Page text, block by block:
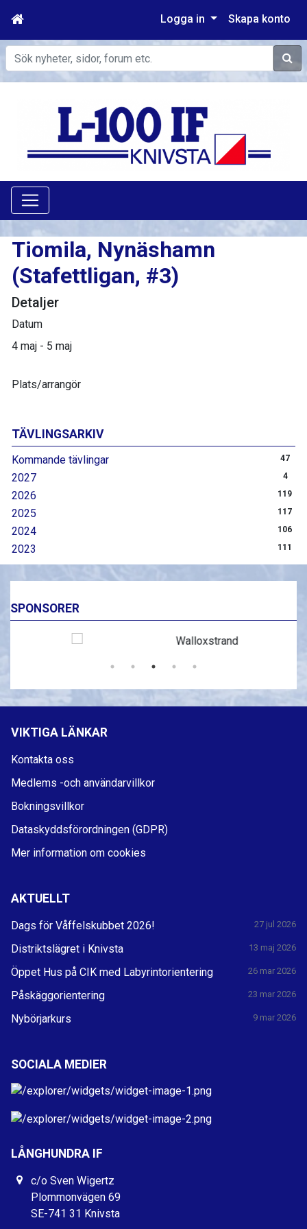
Logga in Skapa konto
Sök
TÄVLINGSARKIV
Kommande tävlingar 47
2027 4
2026 119
2025 117
2024 106
2023 111
Tiomila, Nynäshamn
(Stafettligan, #3)
Detaljer
Datum
4 maj - 5 maj
Plats/arrangör
SPONSORER
VIKTIGA LÄNKAR
Kontakta oss
Medlems -och användarvillkor
Bokningsvillkor
Dataskyddsförordningen (GDPR)
Mer information om cookies
AKTUELLT
Dags för Våffelskubbet 2026! 27 jul 2026
Distriktslägret i Knivsta 13 maj 2026
Öppet Hus på CIK med Labyrintorientering 26 mar 2026
Påskäggorientering 23 mar 2026
Nybörjarkurs 9 mar 2026
SOCIALA MEDIER
LÅNGHUNDRA IF
c/o Sven Wigertz
Plommonvägen 69
SE-741 31 Knivsta